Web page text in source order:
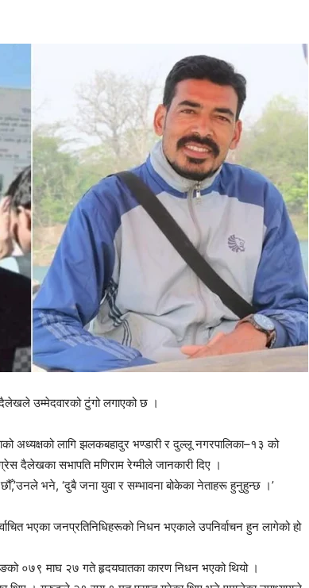
उम्मेदवारको टुंगो लगाएको छ ।
अध्यक्षको लागि झलकबहादुर भण्डारी र दुल्लू नगरपालिका–१३ को
दैलेखका सभापति मणिराम रेग्मीले जानकारी दिए ।
भने, ‘दुबै जना युवा र सम्भावना बोकेका नेताहरू हुनुहुन्छ ।’
भएका जनप्रतिनिधिहरूको निधन भएकाले उपनिर्वाचन हुन लागेको हो
०७९ माघ २७ गते हृदयघातका कारण निधन भएको थियो ।